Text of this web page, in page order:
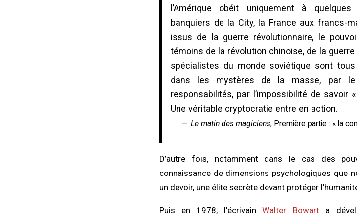
l’Amérique obéit uniquement à quelques
banquiers de la City, la France aux francs-
issus de la guerre révolutionnaire, le
témoins de la révolution chinoise, de la guerre
spécialistes du monde soviétique sont
dans les mystères de la masse, par
responsabilités, par l’impossibilité de savoir
Une véritable cryptocratie entre en action.
Le matin des magiciens, Première partie : « la
D’autre fois, notamment dans le cas des
connaissance de dimensions psychologiques que
un devoir, une élite secrète devant protéger
Puis en 1978, l’écrivain Walter Bowarta